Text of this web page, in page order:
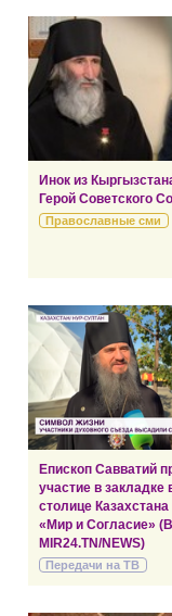
Инок из
Герой Советского
Православные сми
Епископ Савватий
участие в закладке
столице Казахстана
«Мир и Согласие»
MIR24.TN/NEWS)
Передачи на ТВ